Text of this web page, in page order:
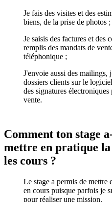
Je fais des visites et des
biens, de la prise de photos ;
Je saisis des factures et des
remplis des mandats de
téléphonique ;
J'envoie aussi des mailings,
dossiers clients sur le
des signatures
vente.
Comment ton stage
mettre en pratique
les cours ?
Le stage a permis de mettre
en cours puisque parfois je
pour réaliser une mission.